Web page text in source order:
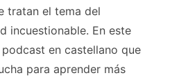
tratan el tema del
incuestionable. En este
en castellano que
para aprender más